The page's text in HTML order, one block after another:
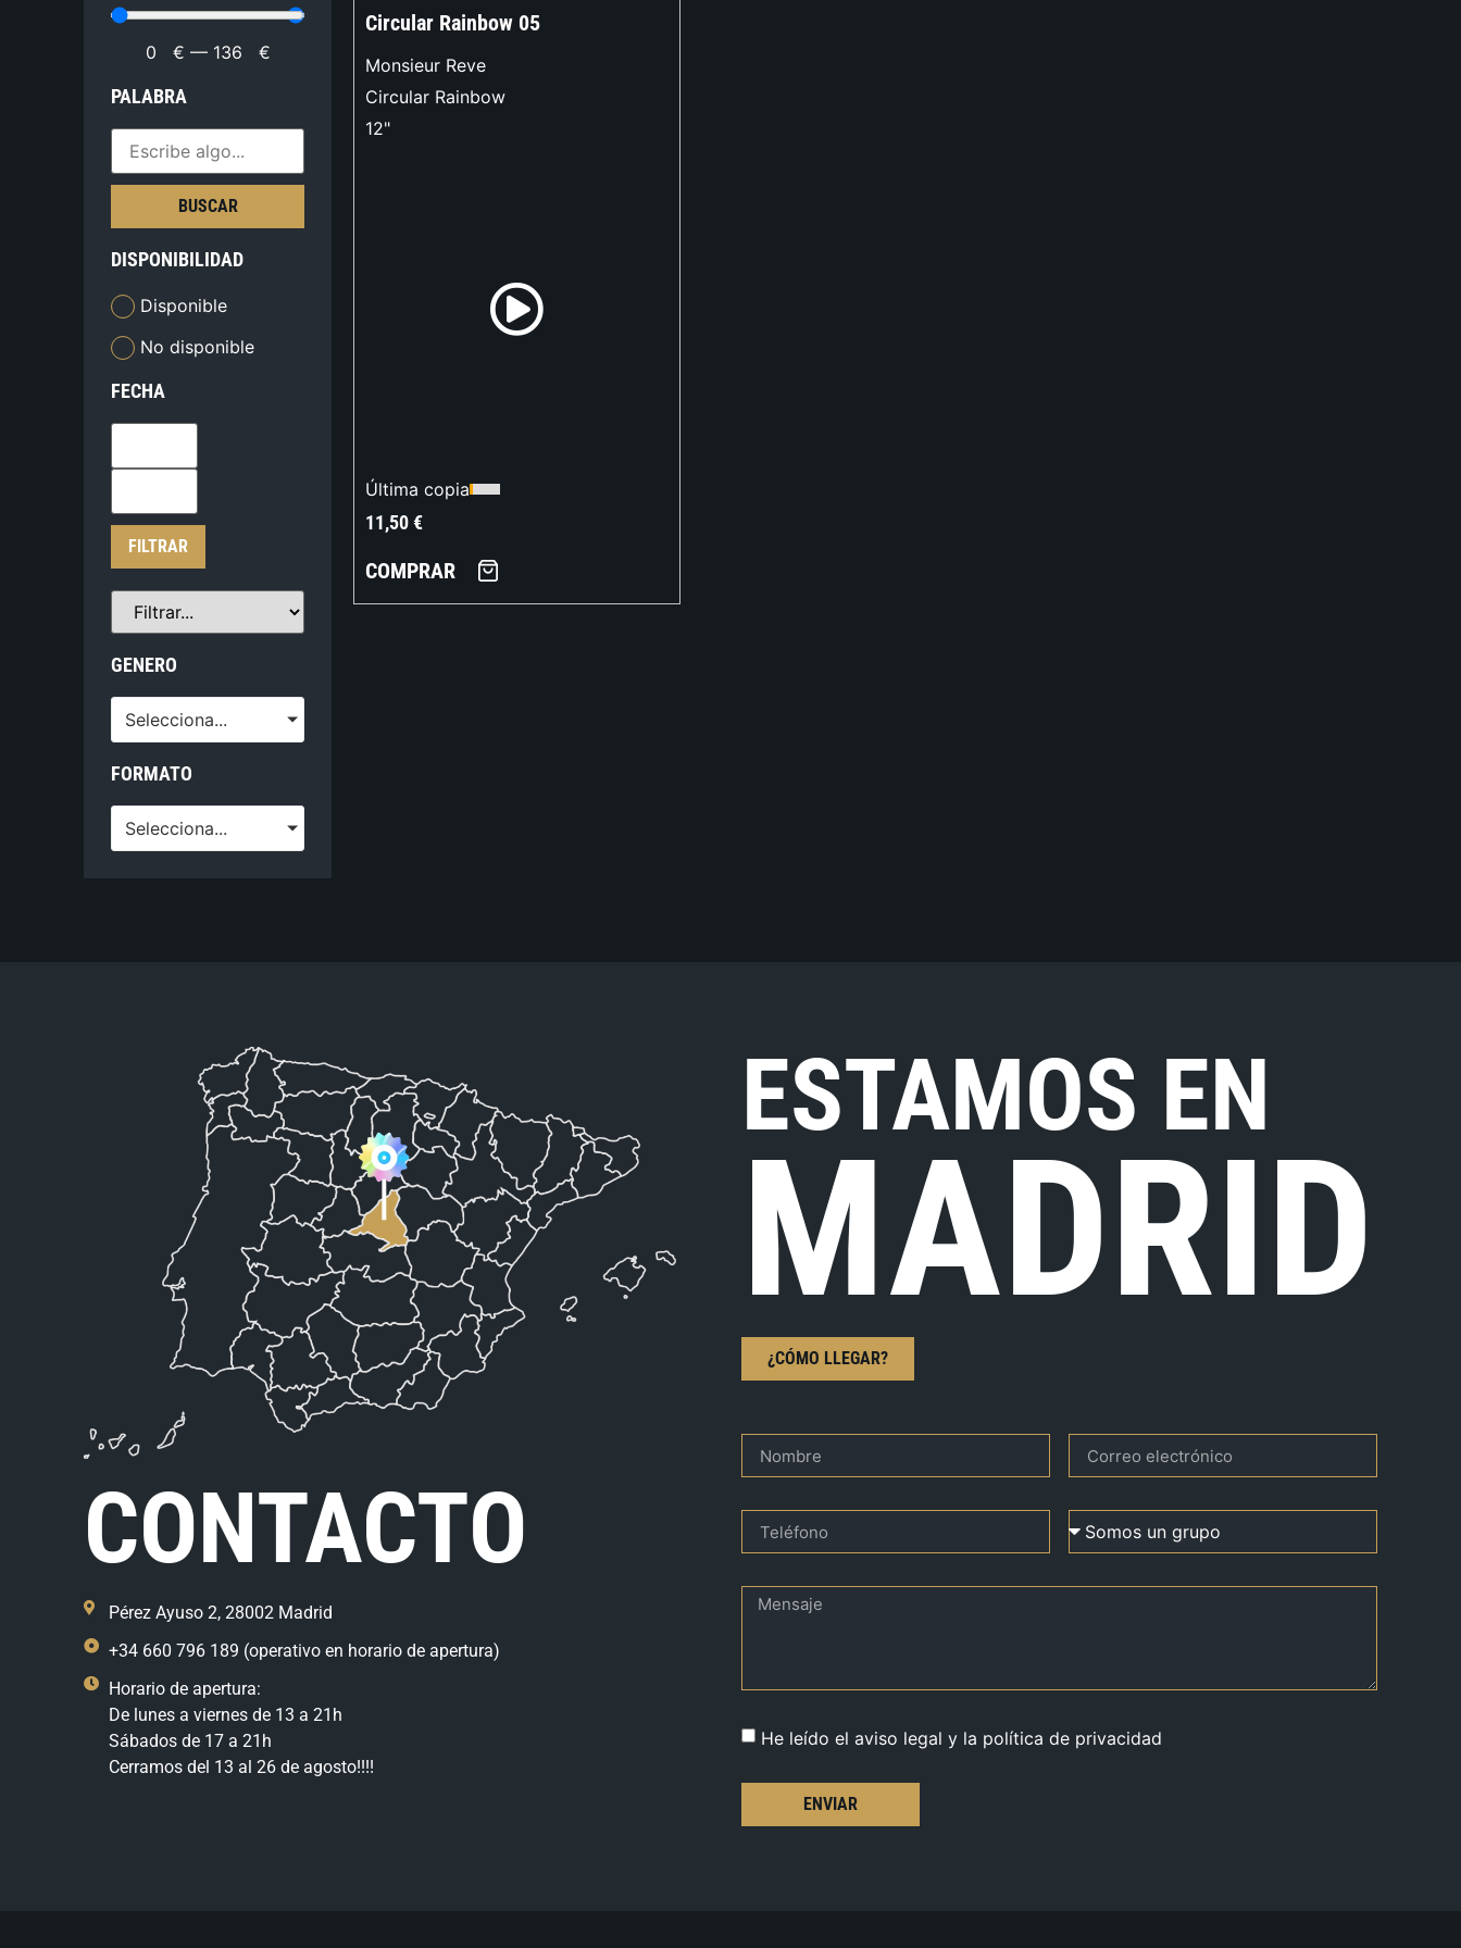
0 € — 136 €
PALABRA
BUSCAR
DISPONIBILIDAD
Disponible
No disponible
FECHA
FILTRAR
GENERO
Selecciona...
FORMATO
Selecciona...
Circular Rainbow 05
Monsieur Reve
Circular Rainbow
12"
Última copia
11,50€
COMPRAR
CONTACTO
Pérez Ayuso 2, 28002 Madrid
+34 660 796 189 (operativo en horario de apertura)
Horario de apertura:
De lunes a viernes de 13 a 21h
Sábados de 17 a 21h
Cerramos del 13 al 26 de agosto!!!!
ESTAMOS EN
MADRID
¿CÓMO LLEGAR?
He leído el aviso legal y la política de privacidad
ENVIAR